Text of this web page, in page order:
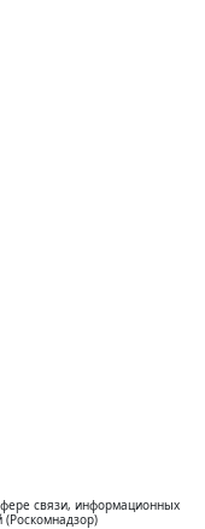
связи, информационных
(Роскомнадзор)